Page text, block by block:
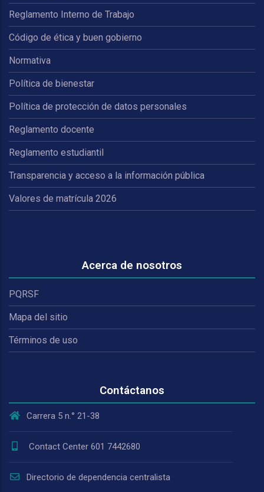
Reglamento Interno de Trabajo
Código de ética y buen gobierno
Normativa
Política de bienestar
Política de protección de datos personales
Reglamento docente
Reglamento estudiantil
Transparencia y acceso a la información pública
Valores de matrícula 2026
Acerca de nosotros
PQRSF
Mapa del sitio
Términos de uso
Contáctanos
Carrera 5 n.° 21-38
Contact Center 601 7442680
Directorio de dependencia centralista